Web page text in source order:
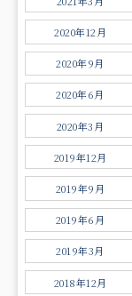
2020年12月
2020年9月
2020年6月
2020年3月
2019年12月
2019年9月
2019年6月
2019年3月
2018年12月